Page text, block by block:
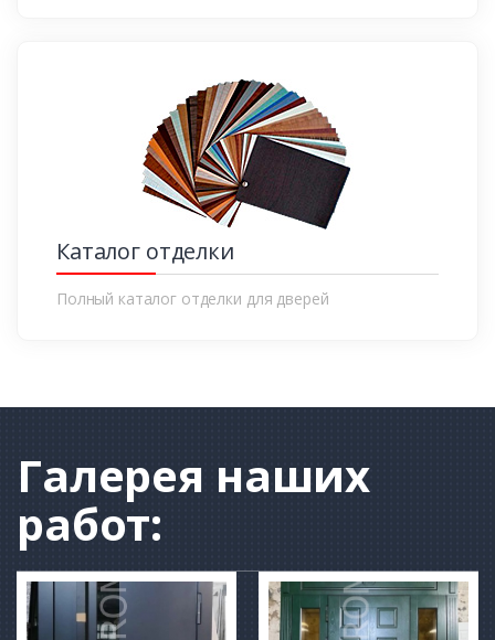
Каталог отделки
Полный каталог отделки для дверей
Галерея наших
работ: